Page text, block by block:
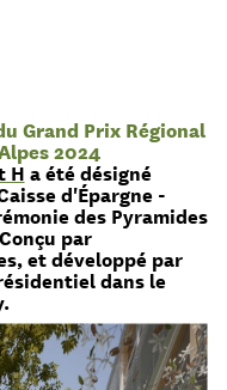
Grand Prix Régional
2024
H a été désigné
d'Épargne -
des Pyramides
par
et développé par
dans le